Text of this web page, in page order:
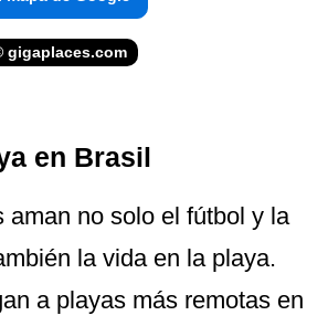
gigaplaces.com
en Brasil
aman no solo el fútbol y la
la vida en la playa.
a playas más remotas en